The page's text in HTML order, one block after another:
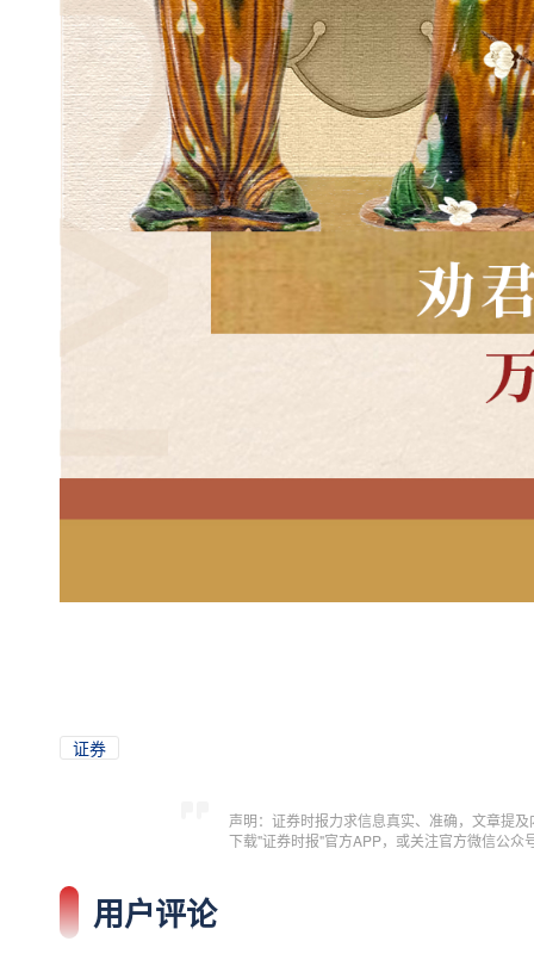
证券
声明：证券时报力求信息真实、准确，文章提
下载"证券时报"官方APP，或关注官方微信公
用户评论